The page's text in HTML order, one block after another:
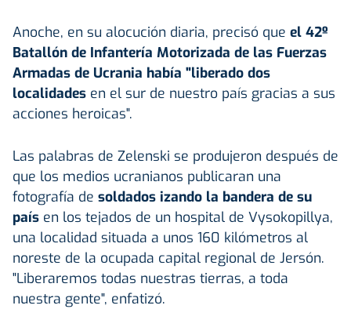
Anoche, en su alocución diaria, precisó que el 42º
Batallón de Infantería Motorizada de las Fuerzas
Armadas de Ucrania había "liberado dos
localidades en el sur de nuestro país gracias a sus
acciones heroicas".
Las palabras de Zelenski se produjeron después de
que los medios ucranianos publicaran una
fotografía de soldados izando la bandera de su
país en los tejados de un hospital de Vysokopillya,
una localidad situada a unos 160 kilómetros al
noreste de la ocupada capital regional de Jersón.
"Liberaremos todas nuestras tierras, a toda
nuestra gente", enfatizó.